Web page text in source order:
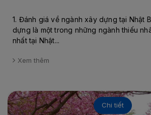
1. Đánh giá về ngành xây dựng tại Nhật
dựng là một trong những ngành thiếu
nhất tại Nhật...
Xem thêm
Chi tiết